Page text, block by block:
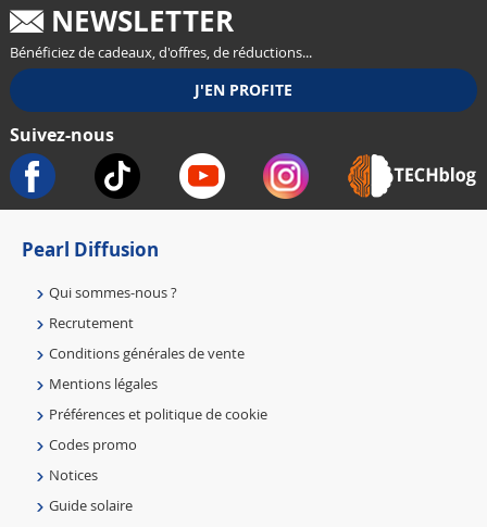
NEWSLETTER
Bénéficiez de cadeaux, d'offres, de réductions...
Suivez-nous
Pearl Diffusion
Qui sommes-nous ?
Recrutement
Conditions générales de vente
Mentions légales
Préférences et politique de cookie
Codes promo
Notices
Guide solaire